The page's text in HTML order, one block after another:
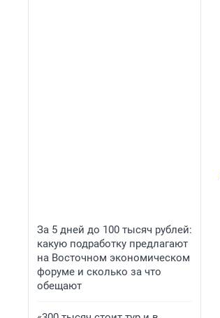
За 5 дней до 100 тысяч рублей:
какую подработку предлагают
на Восточном экономическом
форуме и сколько за что
обещают